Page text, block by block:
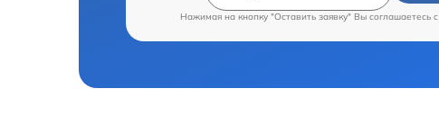
Нажимая на кнопку "Оставить заявку" Вы соглашаетесь c